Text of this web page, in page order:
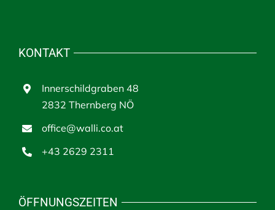
KONTAKT
Innerschildgraben 48
2832 Thernberg NÖ
office@walli.co.at
+43 2629 2311
ÖFFNUNGSZEITEN